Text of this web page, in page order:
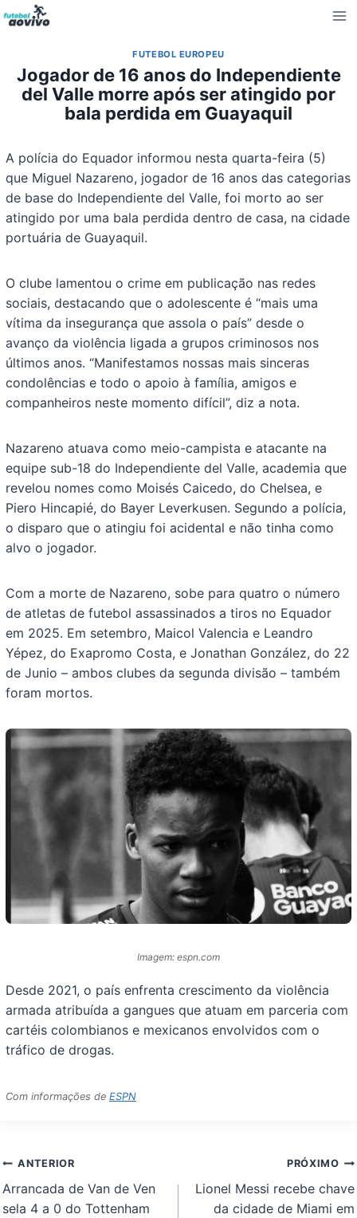
Pular
para
Conteúdo
FUTEBOL EUROPEU
Jogador de 16 anos do Independiente
del Valle morre após ser atingido por
bala perdida em Guayaquil
A polícia do Equador informou nesta quarta-feira (5)
que Miguel Nazareno, jogador de 16 anos das categorias
de base do Independiente del Valle, foi morto ao ser
atingido por uma bala perdida dentro de casa, na cidade
portuária de Guayaquil.
O clube lamentou o crime em publicação nas redes
sociais, destacando que o adolescente é “mais uma
vítima da insegurança que assola o país” desde o
avanço da violência ligada a grupos criminosos nos
últimos anos. “Manifestamos nossas mais sinceras
condolências e todo o apoio à família, amigos e
companheiros neste momento difícil”, diz a nota.
Nazareno atuava como meio-campista e atacante na
equipe sub-18 do Independiente del Valle, academia que
revelou nomes como Moisés Caicedo, do Chelsea, e
Piero Hincapié, do Bayer Leverkusen. Segundo a polícia,
o disparo que o atingiu foi acidental e não tinha como
alvo o jogador.
Com a morte de Nazareno, sobe para quatro o número
de atletas de futebol assassinados a tiros no Equador
em 2025. Em setembro, Maicol Valencia e Leandro
Yépez, do Exapromo Costa, e Jonathan González, do 22
de Junio – ambos clubes da segunda divisão – também
foram mortos.
Imagem: espn.com
Desde 2021, o país enfrenta crescimento da violência
armada atribuída a gangues que atuam em parceria com
cartéis colombianos e mexicanos envolvidos com o
tráfico de drogas.
Com informações deESPN
Navegação
de
Post
ANTERIOR
Arrancada de Van de Ven
sela 4 a 0 do Tottenham
PRÓXIMO
Lionel Messi recebe chave
da cidade de Miami em